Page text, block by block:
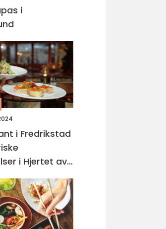
i
i Fredrikstad
i Hjertet av